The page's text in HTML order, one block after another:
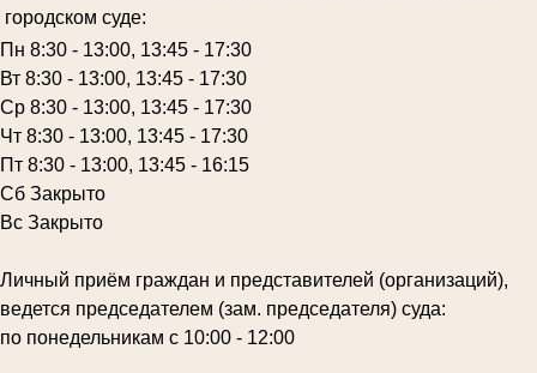
городском суде:
Пн 8:30 - 13:00, 13:45 - 17:30
Вт 8:30 - 13:00, 13:45 - 17:30
Ср 8:30 - 13:00, 13:45 - 17:30
Чт 8:30 - 13:00, 13:45 - 17:30
Пт 8:30 - 13:00, 13:45 - 16:15
Сб Закрыто
Вс Закрыто
Личный приём граждан и представителей (организаций),
ведется председателем (зам. председателя) суда:
по понедельникам с 10:00 - 12:00